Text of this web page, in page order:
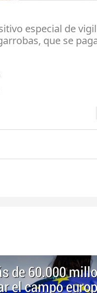
especial de
que se
de 60.000
el campo